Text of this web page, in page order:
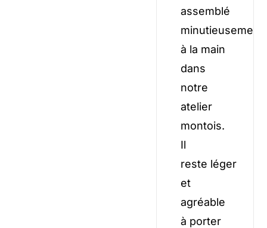
assemblé
minutieusement
à la main
dans
notre
atelier
montois.
Il
reste léger
et
agréable
à porter